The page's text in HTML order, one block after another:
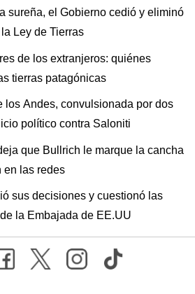
sureña, el Gobierno cedió y eliminó
Ley de Tierras
de los extranjeros: quiénes
tierras patagónicas
los Andes, convulsionada por dos
político contra Saloniti
que Bullrich le marque la cancha
en las redes
sus decisiones y cuestionó las
la Embajada de EE.UU